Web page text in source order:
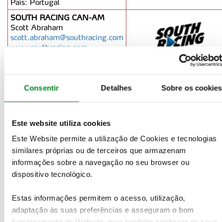
Consentir Detalhes Sobre os cookies
Este website utiliza cookies
Este Website permite a utilização de Cookies e tecnologias
similares próprias ou de terceiros que armazenam
informações sobre a navegação no seu browser ou
dispositivo tecnológico.
Estas informações permitem o acesso, utilização,
adaptação às suas preferências e asseguram o bom
País: Portugal
SOUTH RACING CAN-AM
Scott Abraham
scott.abraham@southracing.com
www.southracing.com
OLD FRIENDS RALLY TEAM
oldfriendsrallyteam@gmail.com
País: Portugal
Jean-Luc Ceccaldi / +33 6 20
33 90 21
jlcracing.contact@gmail.com
País: France
LOEB FRAY MEDIA
82 72 00 43
jean-